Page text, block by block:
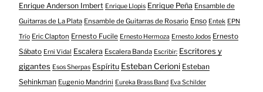
Enrique Anderson Imbert Enrique Llopis Enrique Peña Ensamble de
Guitarras de La Plata Ensamble de Guitarras de Rosario Enso Entek EPN
Trío Eric Clapton Ernesto Fucile Ernesto Hermoza Ernesto Jodos Ernesto
Sábato Erni Vidal Escalera Escalera Banda Escribir: Escritores y
gigantes Esos Sherpas Espíritu Esteban Cerioni Esteban
Sehinkman Eugenio Mandrini Eureka Brass Band Eva Schilder